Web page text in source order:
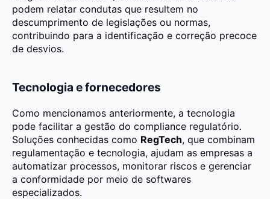
podem relatar condutas que resultem no
descumprimento de legislações ou normas,
contribuindo para a identificação e correção precoce
de desvios.
Tecnologia e fornecedores
Como mencionamos anteriormente, a tecnologia
pode facilitar a gestão do compliance regulatório.
Soluções conhecidas como RegTech, que combinam
regulamentação e tecnologia, ajudam as empresas a
automatizar processos, monitorar riscos e gerenciar
a conformidade por meio de softwares
especializados.